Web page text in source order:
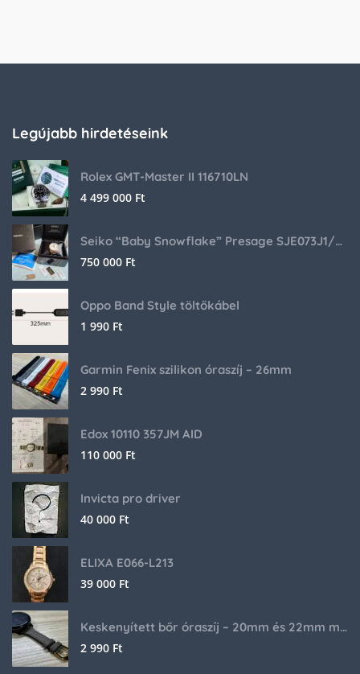
Legújabb hirdetéseink
Rolex GMT-Master II 116710LN
4 499 000 Ft
Seiko “Baby Snowflake” Presage SJE073J1/SARA015 Limited Edition
750 000 Ft
Oppo Band Style töltőkábel
1 990 Ft
Garmin Fenix szilikon óraszíj – 26mm
2 990 Ft
Edox 10110 357JM AID
110 000 Ft
Invicta pro driver
40 000 Ft
ELIXA E066-L213
39 000 Ft
Keskenyített bőr óraszíj – 20mm és 22mm méretben
2 990 Ft